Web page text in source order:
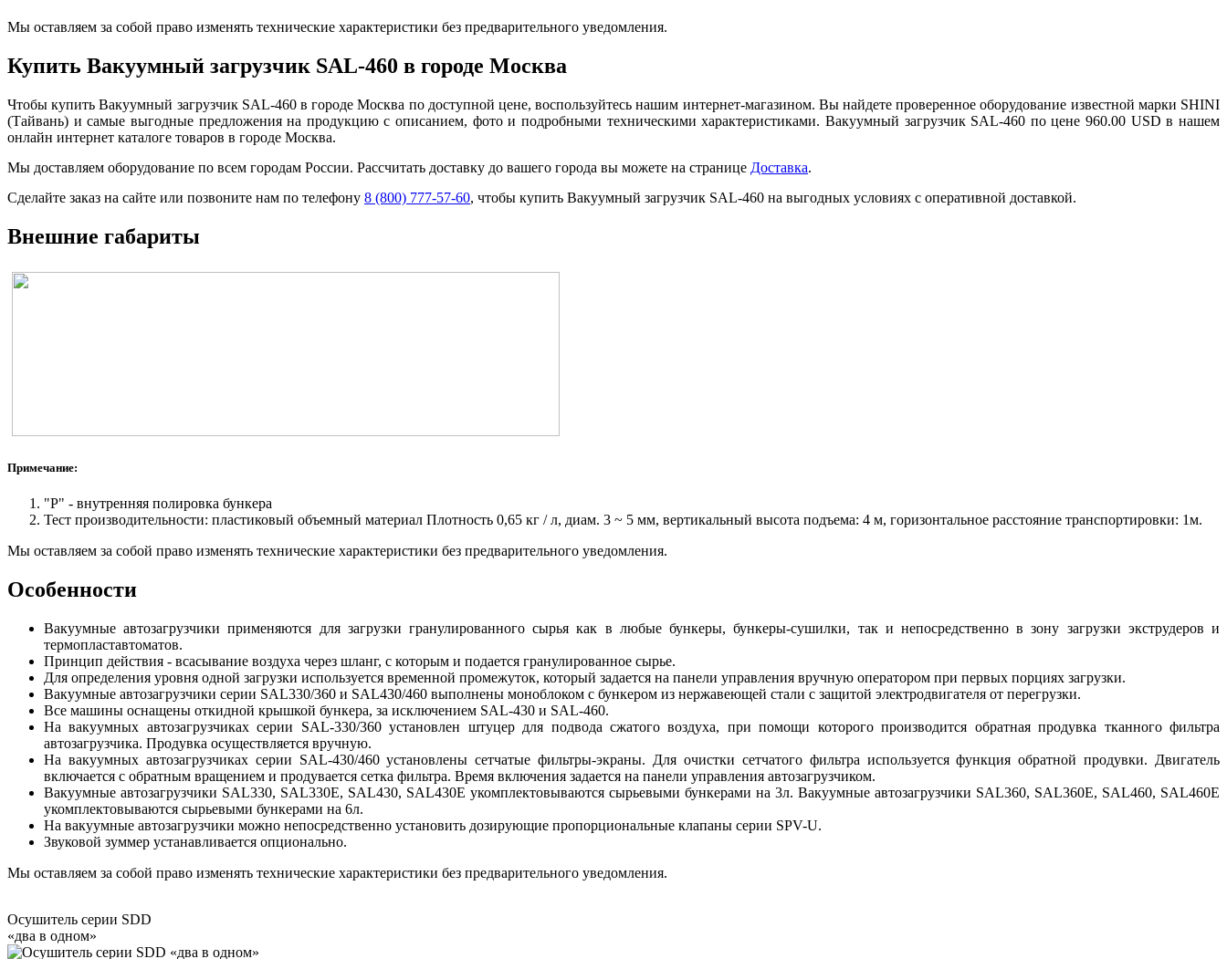
Мы оставляем за собой право изменять технические характеристики без предварительного уведомления.
Купить Вакуумный загрузчик SAL-460 в городе Москва
Чтобы купить Вакуумный загрузчик SAL-460 в городе Москва по доступной цене, воспользуйтесь нашим интернет-магазином. Вы найдете проверенное оборудование известной марки SHINI
(Тайвань) и самые выгодные предложения на продукцию с описанием, фото и подробными техническими характеристиками. Вакуумный загрузчик SAL-460 по цене 960.00 USD в нашем
онлайн интернет каталоге товаров в городе Москва.
Мы доставляем оборудование по всем городам России. Рассчитать доставку до вашего города вы можете на странице Доставка.
Сделайте заказ на сайте или позвоните нам по телефону 8 (800) 777-57-60, чтобы купить Вакуумный загрузчик SAL-460 на выгодных условиях с оперативной доставкой.
Внешние габариты
Примечание:
"P" - внутренняя полировка бункера
Тест производительности: пластиковый объемный материал Плотность 0,65 кг / л, диам. 3 ~ 5 мм, вертикальный высота подъема: 4 м, горизонтальное расстояние транспортировки: 1м.
Мы оставляем за собой право изменять технические характеристики без предварительного уведомления.
Особенности
Вакуумные автозагрузчики применяются для загрузки гранулированного сырья как в любые бункеры, бункеры-сушилки, так и непосредственно в зону загрузки экструдеров и
термопластавтоматов.
Принцип действия - всасывание воздуха через шланг, с которым и подается гранулированное сырье.
Для определения уровня одной загрузки используется временной промежуток, который задается на панели управления вручную оператором при первых порциях загрузки.
Вакуумные автозагрузчики серии SAL330/360 и SAL430/460 выполнены моноблоком с бункером из нержавеющей стали с защитой электродвигателя от перегрузки.
Все машины оснащены откидной крышкой бункера, за исключением SAL-430 и SAL-460.
На вакуумных автозагрузчиках серии SAL-330/360 установлен штуцер для подвода сжатого воздуха, при помощи которого производится обратная продувка тканного фильтра
автозагрузчика. Продувка осуществляется вручную.
На вакуумных автозагрузчиках серии SAL-430/460 установлены сетчатые фильтры-экраны. Для очистки сетчатого фильтра используется функция обратной продувки. Двигатель
включается с обратным вращением и продувается сетка фильтра. Время включения задается на панели управления автозагрузчиком.
Вакуумные автозагрузчики SAL330, SAL330E, SAL430, SAL430E укомплектовываются сырьевыми бункерами на 3л. Вакуумные автозагрузчики SAL360, SAL360E, SAL460, SAL460E
укомплектовываются сырьевыми бункерами на 6л.
На вакуумные автозагрузчики можно непосредственно установить дозирующие пропорциональные клапаны серии SPV-U.
Звуковой зуммер устанавливается опционально.
Мы оставляем за собой право изменять технические характеристики без предварительного уведомления.
Осушитель серии SDD
«два в одном»